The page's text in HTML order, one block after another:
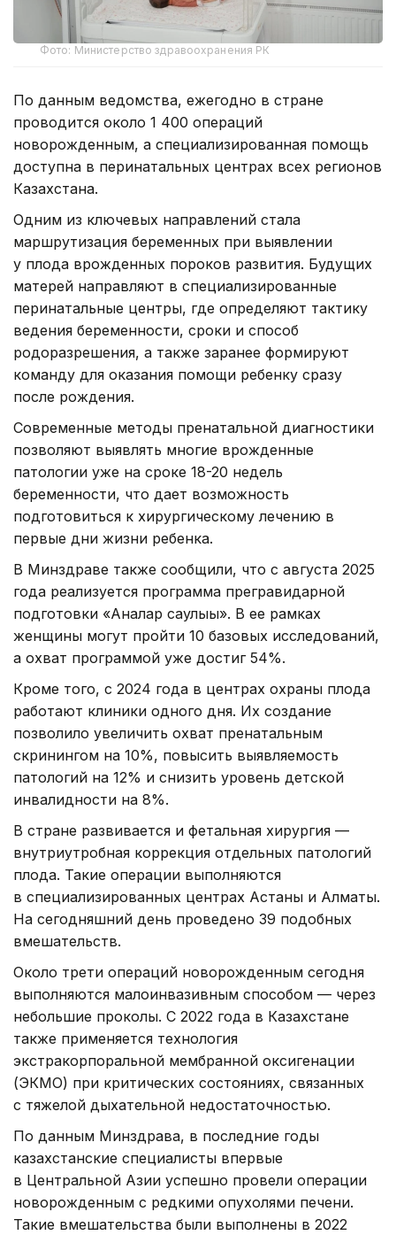
Фото: Министерство здравоохранения РК
По данным ведомства, ежегодно в стране
проводится около 1 400 операций
новорожденным, а специализированная помощь
доступна в перинатальных центрах всех регионов
Казахстана.
Одним из ключевых направлений стала
маршрутизация беременных при выявлении
у плода врожденных пороков развития. Будущих
матерей направляют в специализированные
перинатальные центры, где определяют тактику
ведения беременности, сроки и способ
родоразрешения, а также заранее формируют
команду для оказания помощи ребенку сразу
после рождения.
Современные методы пренатальной диагностики
позволяют выявлять многие врожденные
патологии уже на сроке 18-20 недель
беременности, что дает возможность
подготовиться к хирургическому лечению в
первые дни жизни ребенка.
В Минздраве также сообщили, что с августа 2025
года реализуется программа прегравидарной
подготовки «Аналар саулығы». В ее рамках
женщины могут пройти 10 базовых исследований,
а охват программой уже достиг 54%.
Кроме того, с 2024 года в центрах охраны плода
работают клиники одного дня. Их создание
позволило увеличить охват пренатальным
скринингом на 10%, повысить выявляемость
патологий на 12% и снизить уровень детской
инвалидности на 8%.
В стране развивается и фетальная хирургия —
внутриутробная коррекция отдельных патологий
плода. Такие операции выполняются
в специализированных центрах Астаны и Алматы.
На сегодняшний день проведено 39 подобных
вмешательств.
Около трети операций новорожденным сегодня
выполняются малоинвазивным способом — через
небольшие проколы. С 2022 года в Казахстане
также применяется технология
экстракорпоральной мембранной оксигенации
(ЭКМО) при критических состояниях, связанных
с тяжелой дыхательной недостаточностью.
По данным Минздрава, в последние годы
казахстанские специалисты впервые
в Центральной Азии успешно провели операции
новорожденным с редкими опухолями печени.
Такие вмешательства были выполнены в 2022